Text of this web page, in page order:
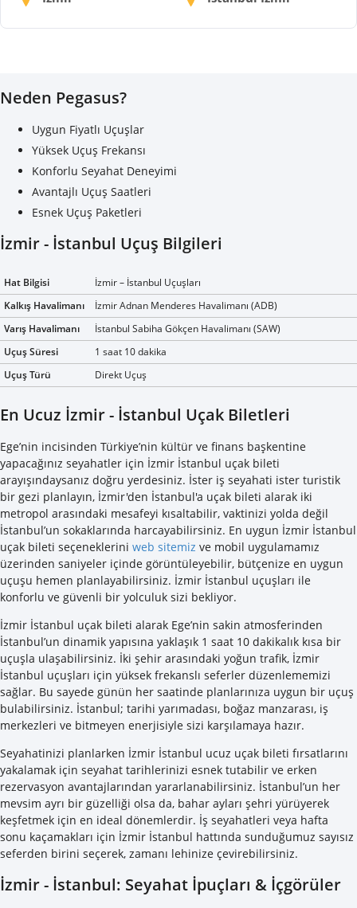
Neden Pegasus?
Uygun Fiyatlı Uçuşlar
Yüksek Uçuş Frekansı
Konforlu Seyahat Deneyimi
Avantajlı Uçuş Saatleri
Esnek Uçuş Paketleri
İzmir - İstanbul Uçuş Bilgileri
Hat Bilgisi
İzmir – İstanbul Uçuşları
Kalkış Havalimanı
İzmir Adnan Menderes Havalimanı (ADB)
Varış Havalimanı
İstanbul Sabiha Gökçen Havalimanı (SAW)
Uçuş Süresi
1 saat 10 dakika
Uçuş Türü
Direkt Uçuş
En Ucuz İzmir - İstanbul Uçak Biletleri
Ege’nin incisinden Türkiye’nin kültür ve finans başkentine
yapacağınız seyahatler için İzmir İstanbul uçak bileti
arayışındaysanız doğru yerdesiniz. İster iş seyahati ister turistik
bir gezi planlayın, İzmir'den İstanbul'a uçak bileti alarak iki
metropol arasındaki mesafeyi kısaltabilir, vaktinizi yolda değil
İstanbul’un sokaklarında harcayabilirsiniz. En uygun İzmir İstanbul
uçak bileti seçeneklerini web sitemiz ve mobil uygulamamız
üzerinden saniyeler içinde görüntüleyebilir, bütçenize en uygun
uçuşu hemen planlayabilirsiniz. İzmir İstanbul uçuşları ile
konforlu ve güvenli bir yolculuk sizi bekliyor.
İzmir İstanbul uçak bileti alarak Ege’nin sakin atmosferinden
İstanbul’un dinamik yapısına yaklaşık 1 saat 10 dakikalık kısa bir
uçuşla ulaşabilirsiniz. İki şehir arasındaki yoğun trafik, İzmir
İstanbul uçuşları için yüksek frekanslı seferler düzenlememizi
sağlar. Bu sayede günün her saatinde planlarınıza uygun bir uçuş
bulabilirsiniz. İstanbul; tarihi yarımadası, boğaz manzarası, iş
merkezleri ve bitmeyen enerjisiyle sizi karşılamaya hazır.
Seyahatinizi planlarken İzmir İstanbul ucuz uçak bileti fırsatlarını
yakalamak için seyahat tarihlerinizi esnek tutabilir ve erken
rezervasyon avantajlarından yararlanabilirsiniz. İstanbul’un her
mevsim ayrı bir güzelliği olsa da, bahar ayları şehri yürüyerek
keşfetmek için en ideal dönemlerdir. İş seyahatleri veya hafta
sonu kaçamakları için İzmir İstanbul hattında sunduğumuz sayısız
seferden birini seçerek, zamanı lehinize çevirebilirsiniz.
İzmir - İstanbul: Seyahat İpuçları & İçgörüler